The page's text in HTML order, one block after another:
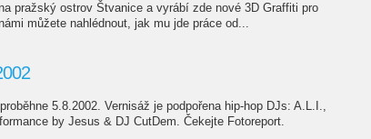
pražský ostrov Štvanice a vyrábí zde nové 3D Graffiti pro
můžete nahlédnout, jak mu jde práce od...
5.8.2002. Vernisáž je podpořena hip-hop DJs: A.L.I.,
by Jesus & DJ CutDem. Čekejte Fotoreport.